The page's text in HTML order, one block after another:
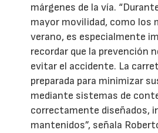
márgenes de la vía.
mayor movilidad, como los
verano, es especialmente
recordar que la prevención
evitar el accidente. La
preparada para minimizar
mediante sistemas de
correctamente diseñados,
mantenidos”, señala